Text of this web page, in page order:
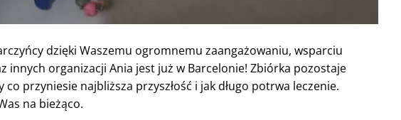
dzięki Waszemu ogromnemu zaangażowaniu, wsparciu
innych organizacji Ania jest już w Barcelonie! Zbiórka pozostaje
przyniesie najbliższa przyszłość i jak długo potrwa leczenie.
na bieżąco.